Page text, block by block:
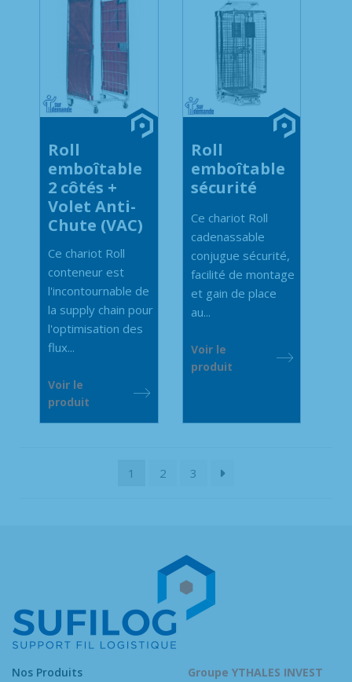
Roll
emboîtable
2 côtés +
Volet Anti-
Chute (VAC)
Ce chariot Roll
conteneur est
l'incontournable de
la supply chain pour
l'optimisation des
flux...
Voir le
produit
Roll
emboîtable
sécurité
Ce chariot Roll
cadenassable
conjugue sécurité,
facilité de montage
et gain de place
au...
Voir le
produit
1 2 3
Nos Produits Groupe YTHALES INVEST